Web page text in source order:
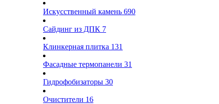
Искусственный камень 690
Сайдинг из ДПК 7
Клинкерная плитка 131
Фасадные термопанели 31
Гидрофобизаторы 30
Очистители 16